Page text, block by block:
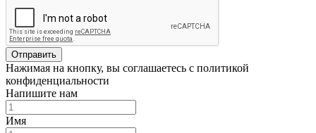
Отправить
Нажимая на кнопку, вы соглашаетесь с политикой
конфиденциальности
Напишите нам
Имя